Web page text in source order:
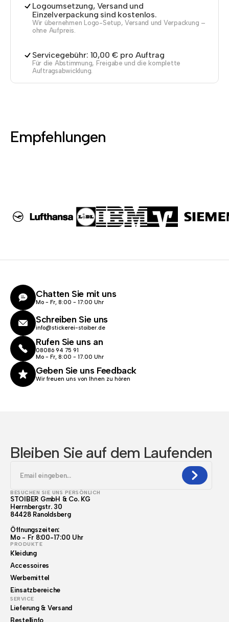
Logoumsetzung, Versand und
Einzelverpackung sind kostenlos.
Wir übernehmen Logo-Setup, Versand und Verpackung –
ohne Aufpreis.
Servicegebühr: 10,00 € pro Auftrag
Für die Abstimmung, Freigabe und die komplette
Auftragsabwicklung.
Empfehlungen
Chatten Sie mit uns
Mo - Fr, 8:00 - 17:00 Uhr
Schreiben Sie uns
info@stickerei-stoiber.de
Rufen Sie uns an
08086 94 75 91
Mo - Fr, 8:00 - 17.00 Uhr
Geben Sie uns Feedback
Wir freuen uns von Ihnen zu hören
Bleiben Sie auf dem Laufenden
BESUCHEN SIE UNS PERSÖNLICH
STOIBER GmbH & Co. KG
Herrnbergstr. 30
84428 Ranoldsberg
Öffnungszeiten:
Mo - Fr 8:00-17:00 Uhr
PRODUKTE
Kleidung
Accessoires
Werbemittel
Einsatzbereiche
SERVICE
Lieferung & Versand
Bestellinfo